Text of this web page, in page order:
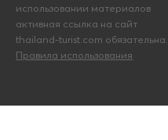
использовании материалов
активная ссылка на сайт
thailand-turist.com обязательна.
Правила использования